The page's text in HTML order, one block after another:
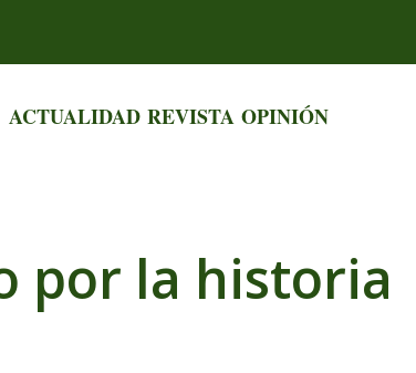
ACTUALIDAD REVISTA OPINIÓN
por la historia